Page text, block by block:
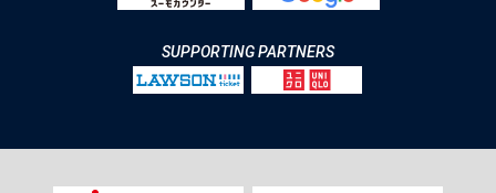
SUPPORTING PARTNERS